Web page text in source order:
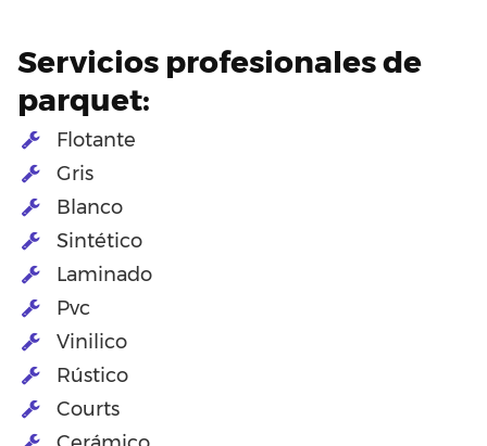
Servicios profesionales de
parquet:
Flotante
Gris
Blanco
Sintético
Laminado
Pvc
Vinilico
Rústico
Courts